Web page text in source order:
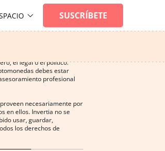
no recomendada
el legal o el político.
debes estar
profesional
necesariamente por
en ellos. Invertia no se
usar, guardar,
los derechos de